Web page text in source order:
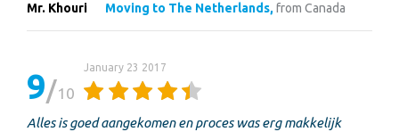
Mr. Khouri Moving to The Netherlands,from Canada
9 10
January 23 2017
Alles is goed aangekomen en proces was erg makkelijk